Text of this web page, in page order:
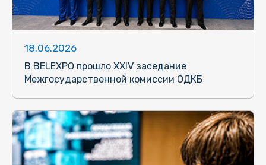
18.06.2026
В BELEXPO прошло XXIV заседание
Межгосударственной комиссии ОДКБ